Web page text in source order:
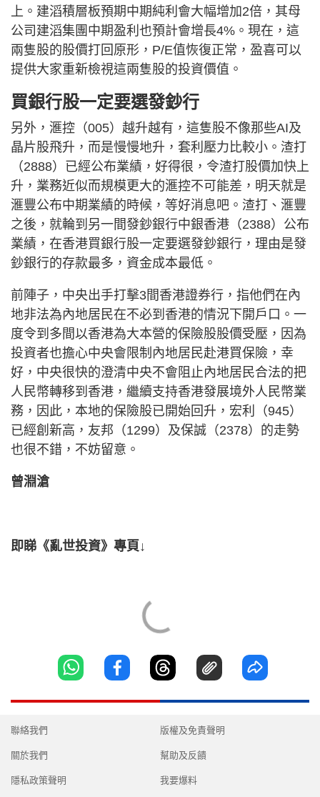
上。建滔積層板預期中期純利會大幅增加2倍，其母
公司建滔集團中期盈利也預計會增長4%。現在，這
兩隻股的股價打回原形，P/E值恢復正常，盈喜可以
提供大家重新檢視這兩隻股的投資價值。
買銀行股一定要選發鈔行
另外，滙控（005）越升越有，這隻股不像那些AI及
晶片股飛升，而是慢慢地升，套利壓力比較小。渣打
（2888）已經公布業績，好得很，令渣打股價加快上
升，業務近似而規模更大的滙控不可能差，明天就是
滙豐公布中期業績的時候，等好消息吧。渣打、滙豐
之後，就輪到另一間發鈔銀行中銀香港（2388）公布
業績，在香港買銀行股一定要選發鈔銀行，理由是發
鈔銀行的存款最多，資金成本最低。
前陣子，中央出手打擊3間香港證券行，指他們在內
地非法為內地居民在不必到香港的情況下開戶口。一
度令到多間以香港為大本營的保險股股價受壓，因為
投資者也擔心中央會限制內地居民赴港買保險，幸
好，中央很快的澄清中央不會阻止內地居民合法的把
人民幣轉移到香港，繼續支持香港發展境外人民幣業
務，因此，本地的保險股已開始回升，宏利（945）
已經創新高，友邦（1299）及保誠（2378）的走勢
也很不錯，不妨留意。
曾淵滄
即睇《亂世投資》專頁↓
聯絡我們
關於我們
隱私政策聲明
版權及免責聲明
幫助及反饋
我要爆料